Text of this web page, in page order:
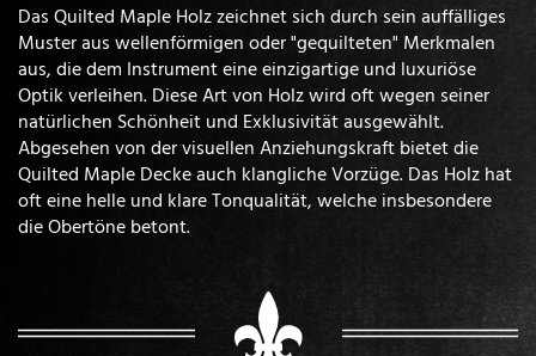
Das Quilted Maple Holz zeichnet sich durch sein auffälliges
Muster aus wellenförmigen oder "gequilteten" Merkmalen
aus, die dem Instrument eine einzigartige und luxuriöse
Optik verleihen. Diese Art von Holz wird oft wegen seiner
natürlichen Schönheit und Exklusivität ausgewählt.
Abgesehen von der visuellen Anziehungskraft bietet die
Quilted Maple Decke auch klangliche Vorzüge. Das Holz hat
oft eine helle und klare Tonqualität, welche insbesondere
die Obertöne betont.